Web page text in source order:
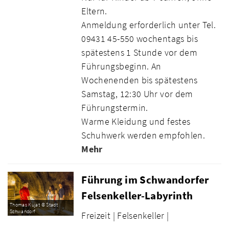
Eltern.
Anmeldung erforderlich unter Tel.
09431 45-550 wochentags bis
spätestens 1 Stunde vor dem
Führungsbeginn. An
Wochenenden bis spätestens
Samstag, 12:30 Uhr vor dem
Führungstermin.
Warme Kleidung und festes
Schuhwerk werden empfohlen.
Mehr
Thomas Kujat © Stadt
Schwandorf
Führung im Schwandorfer
Felsenkeller-Labyrinth
Freizeit | Felsenkeller |